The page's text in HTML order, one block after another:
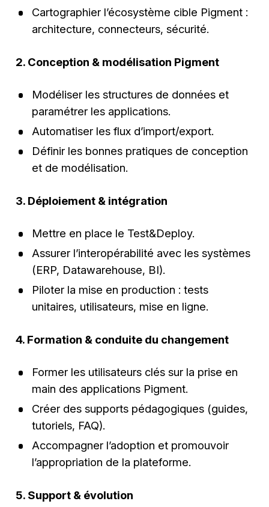
Cartographier l’écosystème cible Pigment :
architecture, connecteurs, sécurité.
2. Conception & modélisation Pigment
Modéliser les structures de données et
paramétrer les applications.
Automatiser les flux d’import/export.
Définir les bonnes pratiques de conception
et de modélisation.
3. Déploiement & intégration
Mettre en place le Test&Deploy.
Assurer l’interopérabilité avec les systèmes
(ERP, Datawarehouse, BI).
Piloter la mise en production : tests
unitaires, utilisateurs, mise en ligne.
4. Formation & conduite du changement
Former les utilisateurs clés sur la prise en
main des applications Pigment.
Créer des supports pédagogiques (guides,
tutoriels, FAQ).
Accompagner l’adoption et promouvoir
l’appropriation de la plateforme.
5. Support & évolution